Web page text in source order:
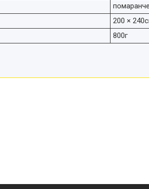
200 ×
800г